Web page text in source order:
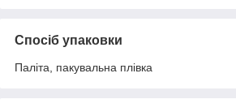
Спосіб упаковки
Паліта, пакувальна плівка